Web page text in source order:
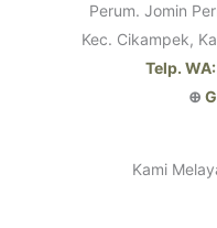
Perum. Jomin
Kec. Cikampek,
Telp.
⊕
Kami